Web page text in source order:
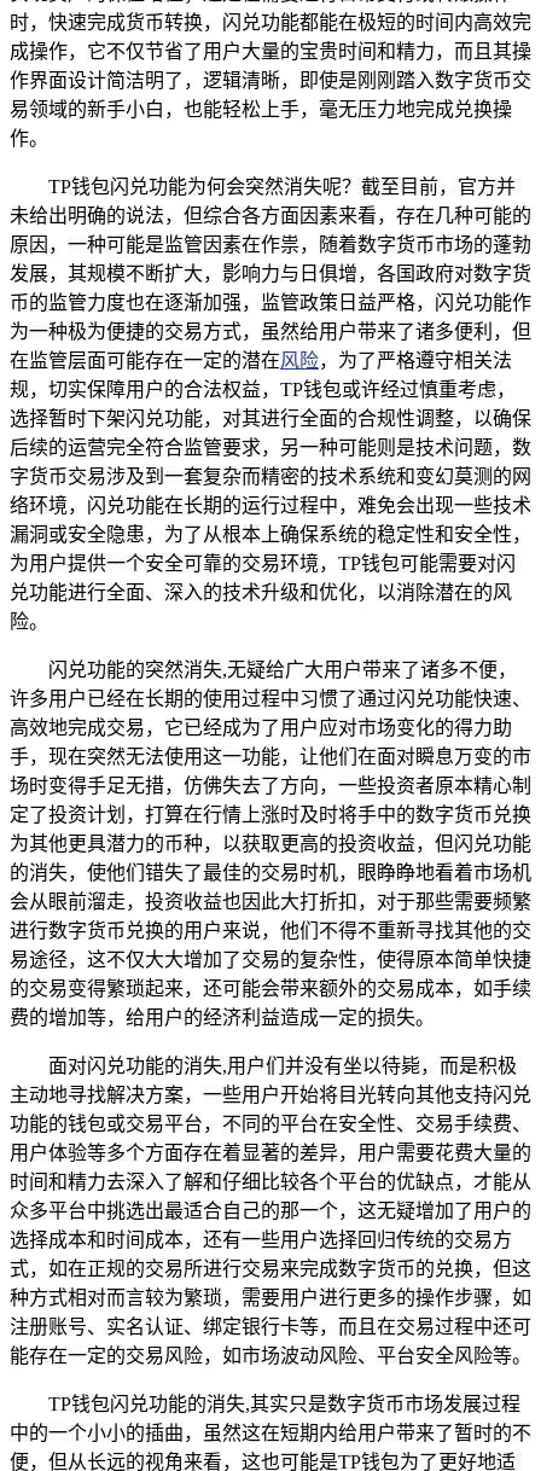
时，快速完成货币转换，闪兑功能都能在极短的时间内高效完
成操作，它不仅节省了用户大量的宝贵时间和精力，而且其操
作界面设计简洁明了，逻辑清晰，即使是刚刚踏入数字货币交
易领域的新手小白，也能轻松上手，毫无压力地完成兑换操
作。
TP钱包闪兑功能为何会突然消失呢？截至目前，官方并
未给出明确的说法，但综合各方面因素来看，存在几种可能的
原因，一种可能是监管因素在作祟，随着数字货币市场的蓬勃
发展，其规模不断扩大，影响力与日俱增，各国政府对数字货
币的监管力度也在逐渐加强，监管政策日益严格，闪兑功能作
为一种极为便捷的交易方式，虽然给用户带来了诸多便利，但
在监管层面可能存在一定的潜在风险，为了严格遵守相关法
规，切实保障用户的合法权益，TP钱包或许经过慎重考虑，
选择暂时下架闪兑功能，对其进行全面的合规性调整，以确保
后续的运营完全符合监管要求，另一种可能则是技术问题，数
字货币交易涉及到一套复杂而精密的技术系统和变幻莫测的网
络环境，闪兑功能在长期的运行过程中，难免会出现一些技术
漏洞或安全隐患，为了从根本上确保系统的稳定性和安全性，
为用户提供一个安全可靠的交易环境，TP钱包可能需要对闪
兑功能进行全面、深入的技术升级和优化，以消除潜在的风
险。
闪兑功能的突然消失,无疑给广大用户带来了诸多不便，
许多用户已经在长期的使用过程中习惯了通过闪兑功能快速、
高效地完成交易，它已经成为了用户应对市场变化的得力助
手，现在突然无法使用这一功能，让他们在面对瞬息万变的市
场时变得手足无措，仿佛失去了方向，一些投资者原本精心制
定了投资计划，打算在行情上涨时及时将手中的数字货币兑换
为其他更具潜力的币种，以获取更高的投资收益，但闪兑功能
的消失，使他们错失了最佳的交易时机，眼睁睁地看着市场机
会从眼前溜走，投资收益也因此大打折扣，对于那些需要频繁
进行数字货币兑换的用户来说，他们不得不重新寻找其他的交
易途径，这不仅大大增加了交易的复杂性，使得原本简单快捷
的交易变得繁琐起来，还可能会带来额外的交易成本，如手续
费的增加等，给用户的经济利益造成一定的损失。
面对闪兑功能的消失,用户们并没有坐以待毙，而是积极
主动地寻找解决方案，一些用户开始将目光转向其他支持闪兑
功能的钱包或交易平台，不同的平台在安全性、交易手续费、
用户体验等多个方面存在着显著的差异，用户需要花费大量的
时间和精力去深入了解和仔细比较各个平台的优缺点，才能从
众多平台中挑选出最适合自己的那一个，这无疑增加了用户的
选择成本和时间成本，还有一些用户选择回归传统的交易方
式，如在正规的交易所进行交易来完成数字货币的兑换，但这
种方式相对而言较为繁琐，需要用户进行更多的操作步骤，如
注册账号、实名认证、绑定银行卡等，而且在交易过程中还可
能存在一定的交易风险，如市场波动风险、平台安全风险等。
TP钱包闪兑功能的消失,其实只是数字货币市场发展过程
中的一个小小的插曲，虽然这在短期内给用户带来了暂时的不
便，但从长远的视角来看，这也可能是TP钱包为了更好地适